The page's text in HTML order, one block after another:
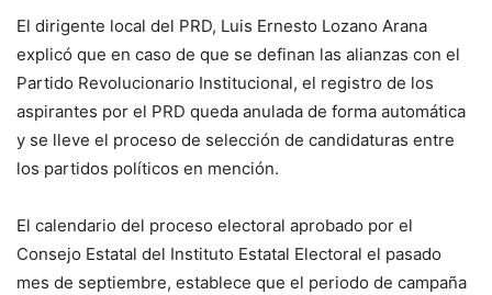
El dirigente local del PRD, Luis Ernesto Lozano Arana
explicó que en caso de que se definan las alianzas con el
Partido Revolucionario Institucional, el registro de los
aspirantes por el PRD queda anulada de forma automática
y se lleve el proceso de selección de candidaturas entre
los partidos políticos en mención.
El calendario del proceso electoral aprobado por el
Consejo Estatal del Instituto Estatal Electoral el pasado
mes de septiembre, establece que el periodo de campaña